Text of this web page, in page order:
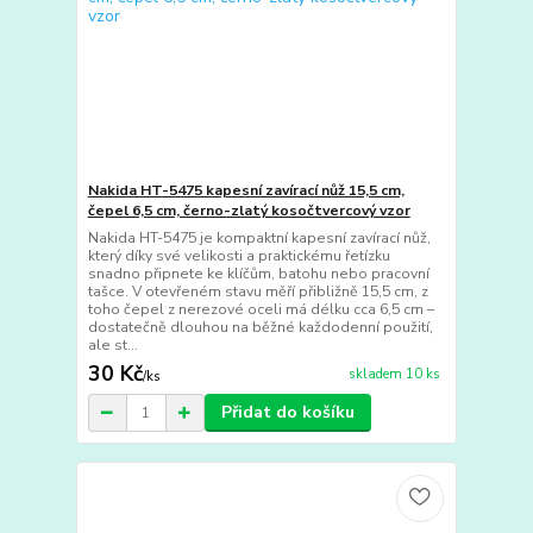
Nakida HT-5475 kapesní zavírací nůž 15,5 cm,
čepel 6,5 cm, černo-zlatý kosočtvercový vzor
Nakida HT-5475 je kompaktní kapesní zavírací nůž,
který díky své velikosti a praktickému řetízku
snadno připnete ke klíčům, batohu nebo pracovní
tašce. V otevřeném stavu měří přibližně 15,5 cm, z
toho čepel z nerezové oceli má délku cca 6,5 cm –
dostatečně dlouhou na běžné každodenní použití,
ale st...
30 Kč/ks skladem 10 ks
Přidat do košíku